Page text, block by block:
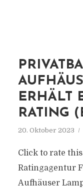
ERHÄLT
RATING
20. Oktober 2023
Click to rate
Ratingagentur
Aufhäuser